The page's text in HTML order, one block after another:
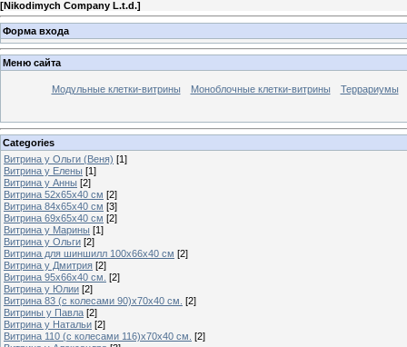
[Nikodimych Company L.t.d.]
Форма входа
Меню сайта
Модульные клетки-витрины Моноблочные клетки-витрины Террариумы
Categories
Витрина у Ольги (Веня) [1]
Витрина у Елены [1]
Витрина у Анны [2]
Витрина 52х65х40 см [2]
Витрина 84х65х40 см [3]
Витрина 69х65х40 см [2]
Витрина у Марины [1]
Витрина у Ольги [2]
Витрина для шиншилл 100х66х40 см [2]
Витрина у Дмитрия [2]
Витрина 95х66х40 см. [2]
Витрина у Юлии [2]
Витрина 83 (с колесами 90)х70х40 см. [2]
Витрины у Павла [2]
Витрина у Натальи [2]
Витрина 110 (с колесами 116)х70х40 см. [2]